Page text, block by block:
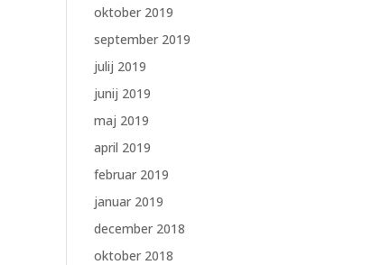
oktober 2019
september 2019
julij 2019
junij 2019
maj 2019
april 2019
februar 2019
januar 2019
december 2018
oktober 2018